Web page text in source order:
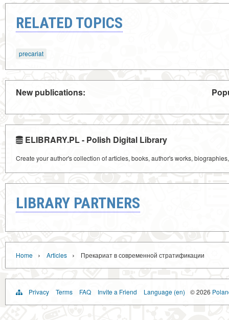
RELATED TOPICS
precariat
New publications:
ELIBRARY.PL - Polish Digital Library
Create your author's collection of articles, books, author's works,
LIBRARY PARTNERS
Home › Articles › Прекариат в современной стратификации
Privacy Terms FAQ Invite a Friend Language (en) © 2026